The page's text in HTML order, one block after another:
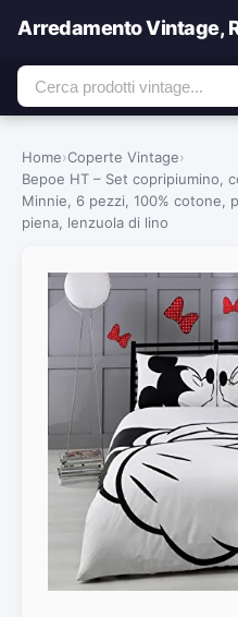
Arredamento Vintage,
Home›Coperte Vintage›
Bepoe HT – Set copripiumino,
Minnie, 6 pezzi, 100% cotone,
piena, lenzuola di lino